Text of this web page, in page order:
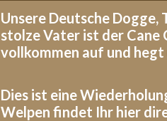
Unsere Deutsche Dogge,
stolze Vater ist der Cane
vollkommen auf und
Dies ist eine
Welpen findet Ihr hier